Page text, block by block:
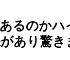
るのか
あり驚き